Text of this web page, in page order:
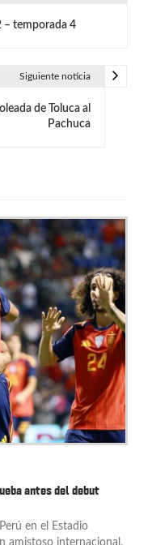
– temporada 4
Siguiente noticia
de Toluca al
Pachuca
antes del debut
en el Estadio
amistoso internacional,